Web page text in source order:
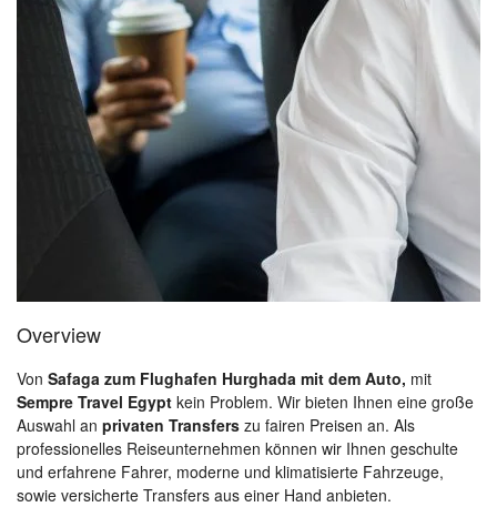
Overview
Von Safaga zum Flughafen Hurghada mit dem Auto, mit
Sempre Travel Egypt kein Problem. Wir bieten Ihnen eine große
Auswahl an privaten Transfers zu fairen Preisen an. Als
professionelles Reiseunternehmen können wir Ihnen geschulte
und erfahrene Fahrer, moderne und klimatisierte Fahrzeuge,
sowie versicherte Transfers aus einer Hand anbieten.